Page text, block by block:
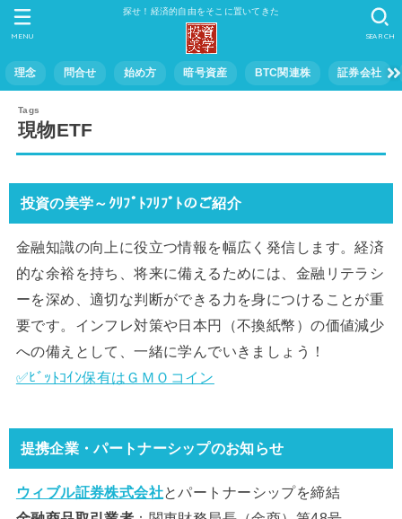
探せ！経済的自由をそこに置いてきた
理念 問合せ 始め方 暗号資産 BTC関連株 証券会社
SEARCH
MENU
現物ETF
投資の美学～ｸﾘﾌﾟﾄﾌﾘﾌﾟﾄのご紹介
金融知識の向上に役立つ情報を幅広く発信します。経済
的な余裕を持ち、将来に備えるためには、金融リテラシ
ーを深め、適切な判断ができる力を身につけることが重
要です。インフレ対策や日本円（不換紙幣）の価値減少
への備えとして、一緒に学んでいきましょう！
✅ﾋﾞｯﾄｺｲﾝ保有はＧＭＯコイン
提携企業・パートナーシップのお知らせ
ウィブル証券株式会社とパートナーシップを締結